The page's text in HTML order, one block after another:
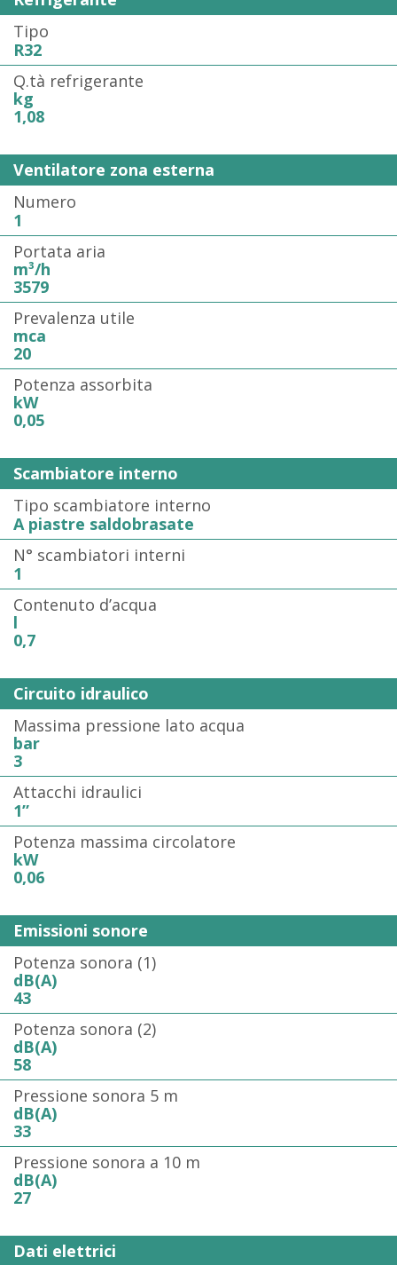
Tipo
R32
Q.tà refrigerante
kg
1,08
Ventilatore zona esterna
Numero
1
Portata aria
m³/h
3579
Prevalenza utile
mca
20
Potenza assorbita
kW
0,05
Scambiatore interno
Tipo scambiatore interno
A piastre saldobrasate
N° scambiatori interni
1
Contenuto d’acqua
l
0,7
Circuito idraulico
Massima pressione lato acqua
bar
3
Attacchi idraulici
1”
Potenza massima circolatore
kW
0,06
Emissioni sonore
Potenza sonora (1)
dB(A)
43
Potenza sonora (2)
dB(A)
58
Pressione sonora 5 m
dB(A)
33
Pressione sonora a 10 m
dB(A)
27
Dati elettrici